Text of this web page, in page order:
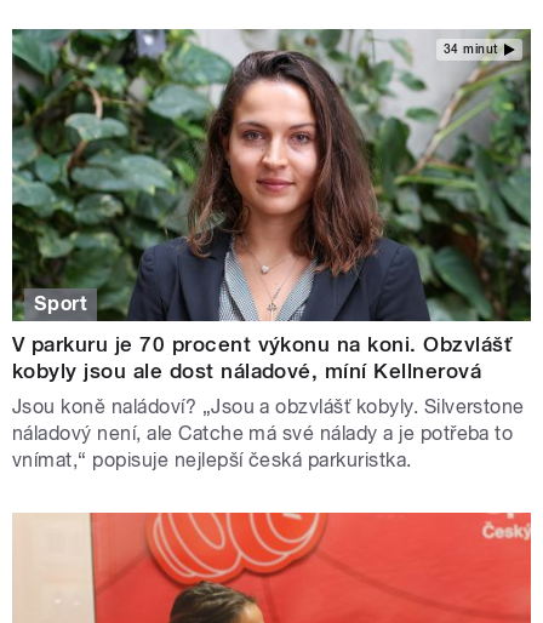
34 minut
Sport
V parkuru je 70 procent výkonu na koni. Obzvlášť
kobyly jsou ale dost náladové, míní Kellnerová
Jsou koně naládoví? „Jsou a obzvlášť kobyly. Silverstone
náladový není, ale Catche má své nálady a je potřeba to
vnímat,“ popisuje nejlepší česká parkuristka.